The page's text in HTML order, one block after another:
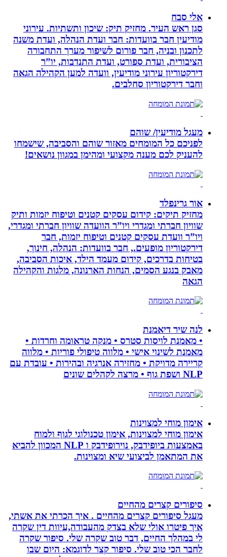
אלי סבח
סגן ראש העיר. מחזיק תיק: שיכון ותשתיות. עירוני
מודיעין חבר בוועדות: חבר ועדת הנהלה, ועדת משנה
לתכנון ובניה, חבר פורום לשיפור מערך התחבורה
הציבורית, ועדת ספורט, ועדת התנדבות, יו”ר
דירקטוריון עירוני מודיעין, וועדה למען הקהילה הגאה
וחבר דירקטוריון סחלבים.
מעגל מודיעין/ שוהם
לפניכם כל המומחים מאזור שוהם והסביבה, שישמחו
להעניק לכם מענה מקצועי ומהימן במגוון נושאים!
אור גרינפלד
מחזיק תיקים: קידום עסקים קטנים וטיפוח יזמות ותיק
שוויון חברתי ומגדרי ויו”ר הוועדה שוויון חברתי ומגדרי,
ויו”ר וועדת עסקים קטנים וטיפוח יזמות, חבר
דירקטוריון מופעים., חבר בוועדות: הנהלה, חינוך,
בטיחות בדרכים, קידום מעמד הילד, איכות הסביבה,
מאבק בנגע הסמים, הנחות הארנונה, מלגות והקהילה
לנה שיר דיאמנת
• מאמנת לויסות סטרס • מנקה טראומה וחרדות •
מאמנת לשינוי אישי • מלווה טיפולי פוריות • מלווה
קריירה מדויקת • מחזירה אנרגיה ובהירות • עובדת עם
אימון מוחי למצוינות
אימון מוחי למצוינות, אימון טכנולוגי לגוף ולמוח
באמצעות ביופידבק, נוירופידבק ו NLP המכוון להביא
את המתאמן לביצועי שיא ומצוינות.
סיפורים קצרים מהחיים
מעגל סיפורים קצרים מהחיים . איך הכרתי את אשתי,
איך פיטרו אולי שלא בצדק מהעבודה,עיוות דין שקרה
לי במהלך החיים, דבר טוב שקרה שלי. סיפור שקרה
לחבר הכי טוב שלי. סיפור קצר לדוגמא: היום שבו